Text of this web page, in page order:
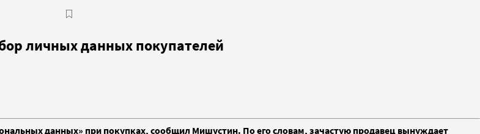
личных данных покупателей
данных» при покупках, сообщил Мишустин. По его словам, зачастую продавец вынуждает